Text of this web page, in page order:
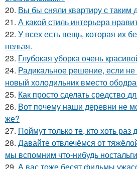
20. Вы бы сняли квартиру с таким
21. А какой стиль интерьера
22. У всех есть вещь, которая их
нельзя.
23. Глубокая уборка очень
24. Радикальное решение, если не
новый холодильник вместо
25. Как просто сделать средство
26. Вот почему наши деревни не
же?
27. Поймут только те, кто хоть раз
28. Давайте отвлечёмся от
мы вспомним что-нибудь
29. А вас тоже бесят фильмы